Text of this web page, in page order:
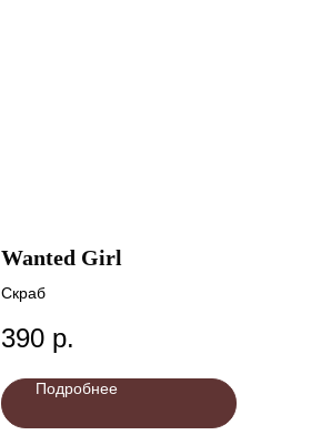
Wanted Girl
Скраб
390 р.
Подробнее